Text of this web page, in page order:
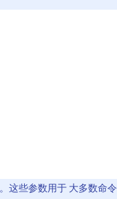
。这些参数用于 大多数命令